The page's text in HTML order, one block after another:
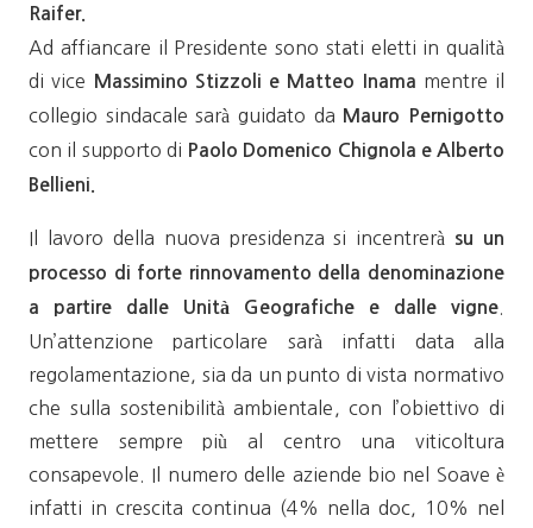
Raifer.
Ad affiancare il Presidente sono stati eletti in qualità
di vice
Massimino Stizzoli e Matteo Inama mentre il
collegio sindacale sarà guidato da Mauro Pernigotto
con il supporto di Paolo Domenico Chignola e Alberto
Bellieni.
Il lavoro della nuova presidenza si incentrerà su un
processo di forte rinnovamento della denominazione
a partire dalle Unità Geografiche e dalle vigne
Un’attenzione particolare sarà infatti data alla
regolamentazione, sia da un punto di vista normativo
che sulla sostenibilità ambientale, con l’obiettivo di
mettere sempre più al centro una viticoltura
consapevole. Il numero delle aziende bio nel Soave è
infatti in crescita continua (4% nella doc, 10% nel